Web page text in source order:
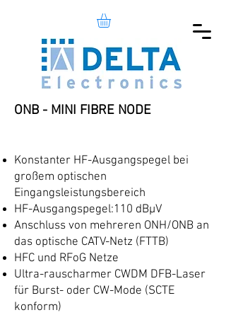
ONB - MINI FIBRE NODE
Konstanter HF-Ausgangspegel bei
großem optischen
Eingangsleistungsbereich
HF-Ausgangspegel:110 dBµV
Anschluss von mehreren ONH/ONB an
das optische CATV-Netz (FTTB)
HFC und RFoG Netze
Ultra-rauscharmer CWDM DFB-Laser
für Burst- oder CW-Mode (SCTE
konform)